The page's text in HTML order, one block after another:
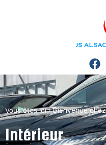
Vous êtes ici ›Bienvenue
Intérieur